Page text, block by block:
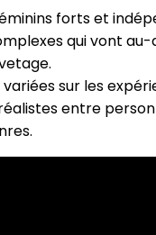
forts et
qui vont
sur les
entre